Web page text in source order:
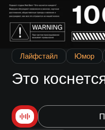
Лайфстайл Юмор
Это